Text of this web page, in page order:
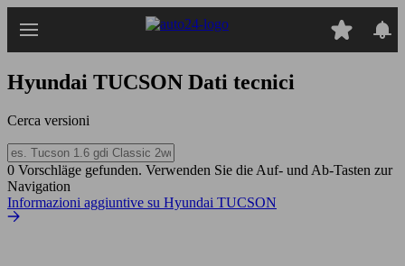
Hyundai TUCSON Dati tecnici
Cerca versioni
0 Vorschläge gefunden. Verwenden Sie die Auf- und Ab-Tasten zur
Navigation
Informazioni aggiuntive su Hyundai TUCSON